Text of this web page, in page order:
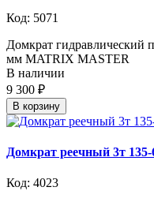
Код: 5071
Домкрат гидравлический
мм MATRIX MASTER
В наличии
9 300 ₽
В корзину
Домкрат реечный 3т
Код: 4023